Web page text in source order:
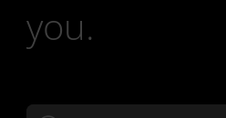
you.